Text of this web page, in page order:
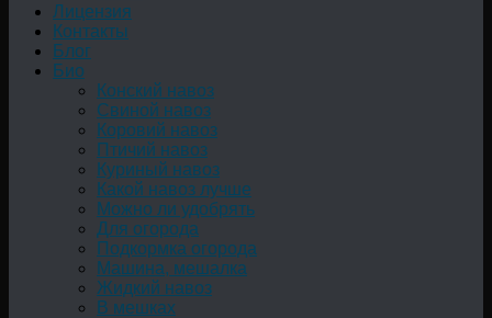
Лицензия
Контакты
Блог
Био
Конский навоз
Свиной навоз
Коровий навоз
Птичий навоз
Куриный навоз
Какой навоз лучше
Можно ли удобрять
Для огорода
Подкормка огорода
Машина, мешалка
Жидкий навоз
В мешках